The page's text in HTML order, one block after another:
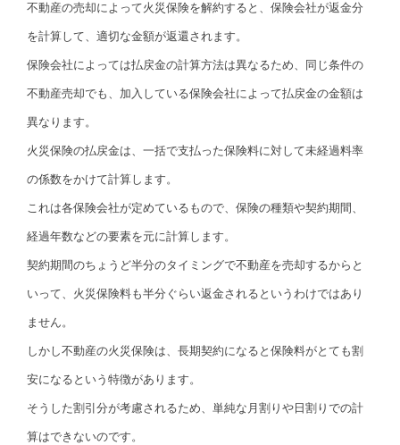
不動産の売却によって火災保険を解約すると、保険会社が返金分
を計算して、適切な金額が返還されます。
保険会社によっては払戻金の計算方法は異なるため、同じ条件の
不動産売却でも、加入している保険会社によって払戻金の金額は
異なります。
火災保険の払戻金は、一括で支払った保険料に対して未経過料率
の係数をかけて計算します。
これは各保険会社が定めているもので、保険の種類や契約期間、
経過年数などの要素を元に計算します。
契約期間のちょうど半分のタイミングで不動産を売却するからと
いって、火災保険料も半分ぐらい返金されるというわけではあり
ません。
しかし不動産の火災保険は、長期契約になると保険料がとても割
安になるという特徴があります。
そうした割引分が考慮されるため、単純な月割りや日割りでの計
算はできないのです。